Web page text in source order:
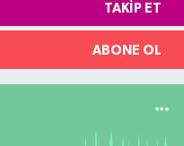
TAKIP ET
ABONE OL